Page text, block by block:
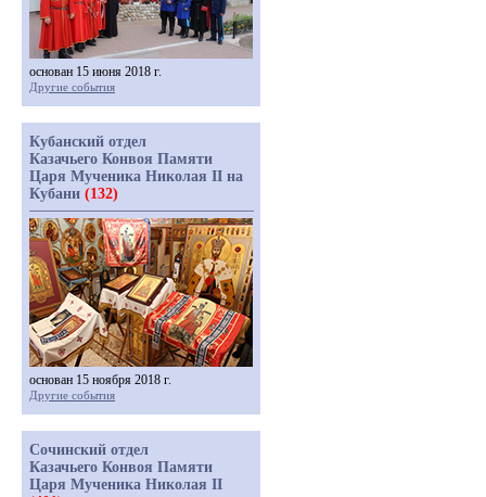
основан 15 июня 2018 г.
Другие события
Кубанский отдел
Казачьего Конвоя Памяти
Царя Мученика Николая II на
Кубани (132)
основан 15 ноября 2018 г.
Другие события
Сочинский отдел
Казачьего Конвоя Памяти
Царя Мученика Николая II